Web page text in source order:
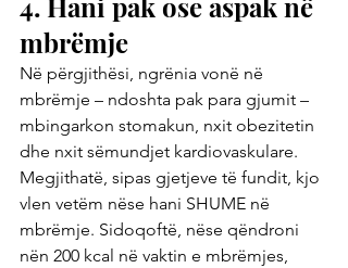
mbrëmje
Në përgjithësi, ngrënia vonë në
mbrëmje – ndoshta pak para gjumit –
mbingarkon stomakun, nxit obezitetin
dhe nxit sëmundjet kardiovaskulare.
Megjithatë, sipas gjetjeve të fundit, kjo
vlen vetëm nëse hani SHUME në
mbrëmje. Sidoqoftë, nëse qëndroni
nën 200 kcal në vaktin e mbrëmjes,